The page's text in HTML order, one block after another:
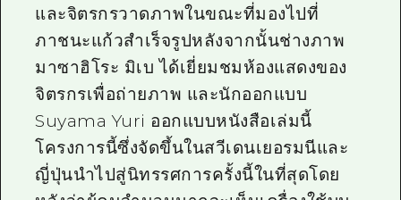
และจิตรกรวาดภาพในขณะที่มองไปที่
ภาชนะแก้วสำเร็จรูปหลังจากนั้นช่างภาพ
มาซาฮิโระ มิเบ ได้เยี่ยมชมห้องแสดงของ
จิตรกรเพื่อถ่ายภาพ และนักออกแบบ
Suyama Yuri ออกแบบหนังสือเล่มนี้
โครงการนี้ซึ่งจัดขึ้นในสวีเดนเยอรมนีและ
ญี่ปุ่นนำไปสู่นิทรรศการครั้งนี้ในที่สุดโดย